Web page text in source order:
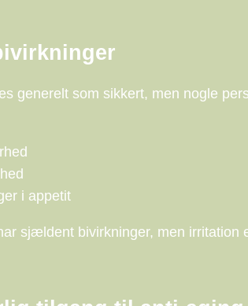
generelt som sikkert, men nogle
i appetit
sjældent bivirkninger, men irritation